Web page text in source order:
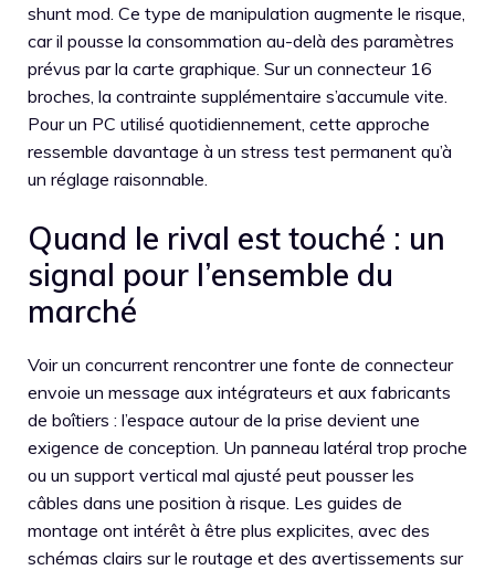
shunt mod. Ce type de manipulation augmente le risque,
car il pousse la consommation au-delà des paramètres
prévus par la carte graphique. Sur un connecteur 16
broches, la contrainte supplémentaire s’accumule vite.
Pour un PC utilisé quotidiennement, cette approche
ressemble davantage à un stress test permanent qu’à
un réglage raisonnable.
Quand le rival est touché : un
signal pour l’ensemble du
marché
Voir un concurrent rencontrer une fonte de connecteur
envoie un message aux intégrateurs et aux fabricants
de boîtiers : l’espace autour de la prise devient une
exigence de conception. Un panneau latéral trop proche
ou un support vertical mal ajusté peut pousser les
câbles dans une position à risque. Les guides de
montage ont intérêt à être plus explicites, avec des
schémas clairs sur le routage et des avertissements sur